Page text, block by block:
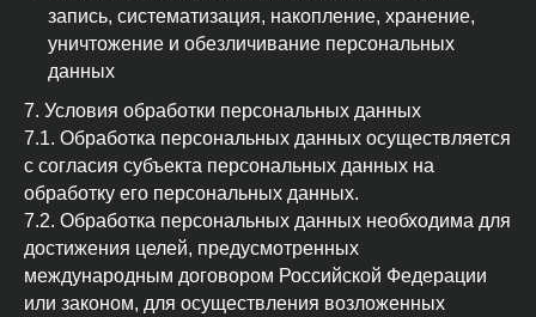
запись, систематизация, накопление, хранение,
уничтожение и обезличивание персональных
данных
7. Условия обработки персональных данных
7.1. Обработка персональных данных осуществляется
с согласия субъекта персональных данных на
обработку его персональных данных.
7.2. Обработка персональных данных необходима для
достижения целей, предусмотренных
международным договором Российской Федерации
или законом, для осуществления возложенных